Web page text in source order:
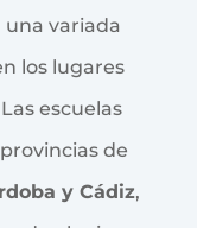
una variada
los lugares
escuelas
de
y Cádiz,